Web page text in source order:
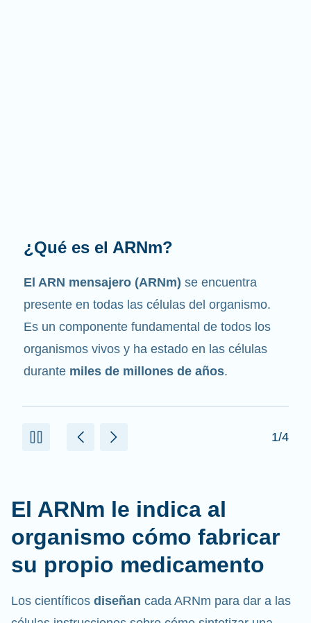
¿Cuál es la función que
Como su nombre indica, el ARNm es un
mensajero. Interactúa con otros componentes
de las células que ayudan a sintetizar las
proteínas.
2/4
El ARNm le indica al
organismo cómo fabricar
su propio medicamento
Los científicos diseñan cada ARNm para dar a las